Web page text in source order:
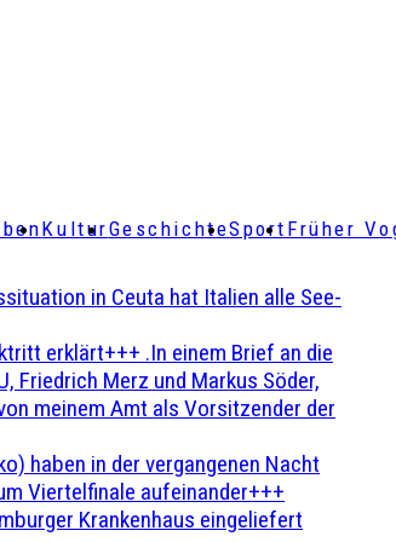
KulturGeschichteSport Früher
in Ceuta hat Italien alle See-
erklärt+++ .In einem Brief an die
Friedrich Merz und Markus Söder,
meinem Amt als Vorsitzender der
haben in der vergangenen Nacht
Viertelfinale aufeinander+++
Krankenhaus eingeliefert